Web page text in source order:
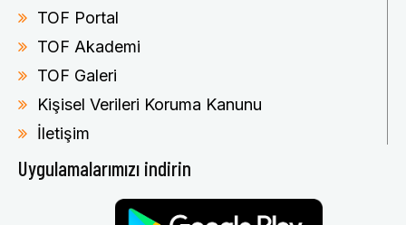
TOF Portal
TOF Akademi
TOF Galeri
Kişisel Verileri Koruma Kanunu
İletişim
Uygulamalarımızı indirin